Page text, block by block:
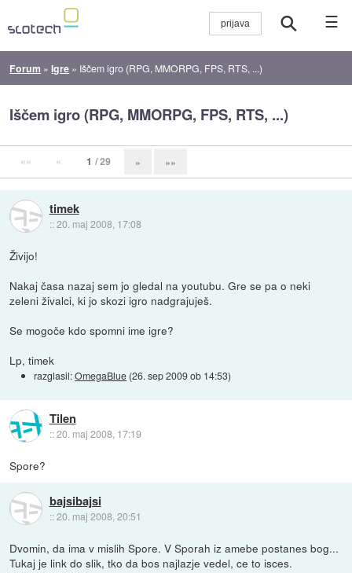
☰
Forum »Igre » Iščem igro (RPG, MMORPG, FPS, RTS, ...)
Iščem igro (RPG, MMORPG, FPS, RTS, ...)
«« « 1 / 29 » »»
timek
::20. maj 2008, 17:08
Živijo!
Nakaj časa nazaj sem jo gledal na youtubu. Gre se pa o neki
zeleni živalci, ki jo skozi igro nadgrajuješ.
Se mogoče kdo spomni ime igre?
Lp, timek
razglasil:OmegaBlue (26. sep 2009 ob 14:53)
Tilen
::20. maj 2008, 17:19
Spore?
bajsibajsi
::20. maj 2008, 20:51
Dvomin, da ima v mislih Spore. V Sporah iz amebe postanes bog...
Tukaj je link do slik, tko da bos najlazje vedel, ce to isces.